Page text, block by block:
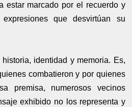
estar marcado por el recuerdo y
que desvirtúan su
identidad y memoria. Es,
combatieron y por quienes
premisa, numerosos vecinos
exhibido no los representa y